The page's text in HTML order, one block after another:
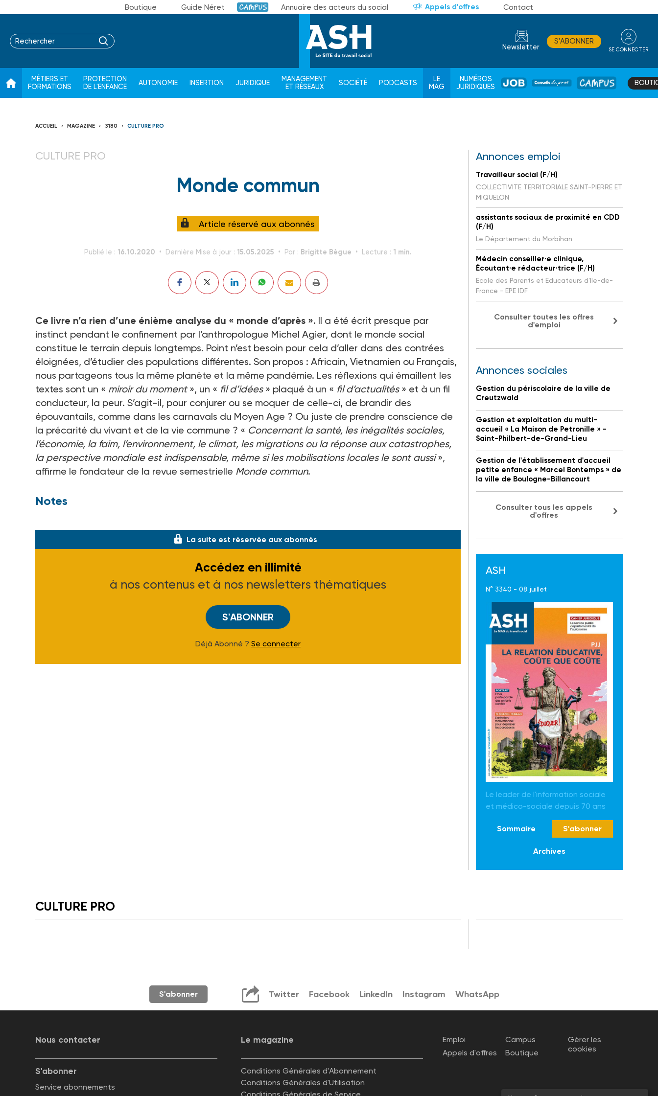
Boutique Guide Néret Campus Annuaire des acteurs du social Appels d'offres Contact
Newsletter
S'ABONNER
SE CONNECTER
MÉTIERS ET
FORMATIONS
PROTECTION
DE L'ENFANCE
AUTONOMIE INSERTION JURIDIQUE
MANAGEMENT
ET RÉSEAUX
SOCIÉTÉ PODCASTS
LE
MAG
NUMÉROS
JURIDIQUES
JOB
DE
CAMPUS
ACCUEIL MAGAZINE 3180 CULTURE PRO
CULTURE PRO
Monde commun
Article réservé aux abonnés
Publié le : 16.10.2020 Dernière Mise à jour : 15.05.2025 Par : Brigitte Bègue Lecture : 1 min.
Ce livre n’a rien d’une énième analyse du « monde d’après ». Il a été écrit presque par
instinct pendant le confinement par l’anthropologue Michel Agier, dont le monde social
constitue le terrain depuis longtemps. Point n’est besoin pour cela d’aller dans des contrées
éloignées, d’étudier des populations différentes. Son propos : Africain, Vietnamien ou Français,
nous partageons tous la même planète et la même pandémie. Les réflexions qui émaillent les
textes sont un « miroir du moment», un « fil d’idées» plaqué à un « fil d’actualités» et à un fil
conducteur, la peur. S’agit-il, pour conjurer ou se moquer de celle-ci, de brandir des
épouvantails, comme dans les carnavals du Moyen Age ? Ou juste de prendre conscience de
la précarité du vivant et de la vie commune ? « Concernant la santé, les inégalités sociales,
l’économie, la faim, l’environnement, le climat, les migrations ou la réponse aux catastrophes,
la perspective mondiale est indispensable, même si les mobilisations locales le sont aussi»,
affirme le fondateur de la revue semestrielle Monde commun.
Notes
La suite est réservée aux abonnés
Accédez en illimité
à nos contenus et à nos newsletters thématiques
S'ABONNER
Déjà Abonné ? Se connecter
Annonces emploi
Travailleur social (F/H)
COLLECTIVITE TERRITORIALE SAINT-PIERRE ET
MIQUELON
assistants sociaux de proximité en CDD
(F/H)
Le Département du Morbihan
Médecin conseiller·e clinique,
Écoutant·e rédacteur·trice (F/H)
Ecole des Parents et Educateurs d'Ile-de-
France - EPE IDF
Consulter toutes les offres
d'emploi
Annonces sociales
Gestion du périscolaire de la ville de
Creutzwald
Gestion et exploitation du multi-
accueil « La Maison de Petronille » -
Saint-Philbert-de-Grand-Lieu
Gestion de l'établissement d'accueil
petite enfance « Marcel Bontemps » de
la ville de Boulogne-Billancourt
Consulter tous les appels
d'offres
ASH
N° 3340 - 08 juillet
Le leader de l'information sociale
et médico-sociale depuis 70 ans
Sommaire S'abonner
Archives
CULTURE PRO
S'abonner Twitter Facebook LinkedIn Instagram WhatsApp
Nous contacter Le magazine
S'abonner
Service abonnements
Conditions Générales d'Abonnement
Conditions Générales d'Utilisation
Emploi
Appels d'offres
Campus
Boutique
Gérer les
cookies